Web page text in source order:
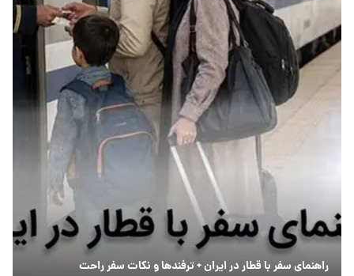
راهنمای سفر با قطار در ایران + ترفندها و نکات سفر راحت